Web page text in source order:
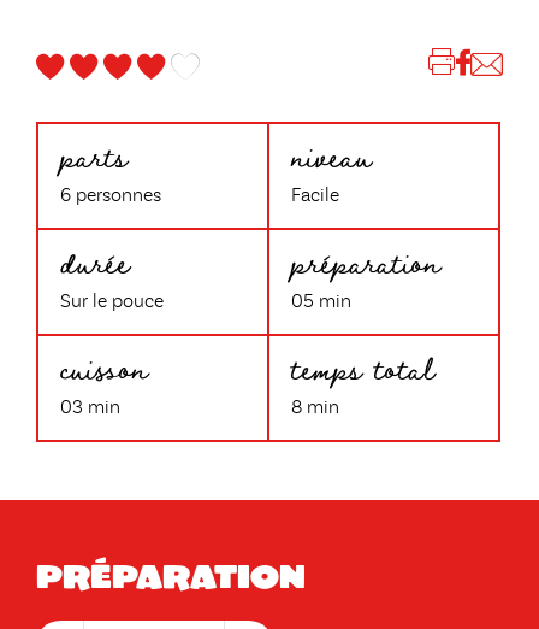
parts
6 personnes
niveau
Facile
durée
Sur le pouce
préparation
05 min
cuisson
03 min
temps total
8 min
Préparation